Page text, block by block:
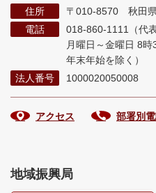
住所
〒010-8570 秋田
電話
018-860-1111（代表
月曜日～金曜日 8
年末年始を除く）
法人番号
1000020050008
アクセス 部署別
地域振興局